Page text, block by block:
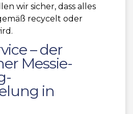
wir sicher, dass alles
recycelt oder
– der
Messie-
in